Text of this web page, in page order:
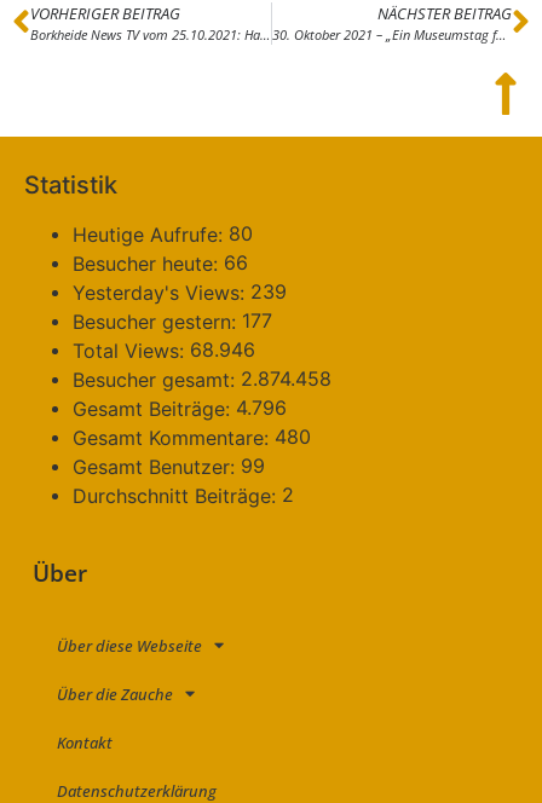
VORHERIGER BEITRAG
Borkheide News TV vom 25.10.2021: Hans Grade Wochenende
NÄCHSTER BEITRAG
30. Oktober 2021 – „Ein Museumstag für Alle“ im Havelland und Fläming
Statistik
Heutige Aufrufe: 80
Besucher heute: 66
Yesterday's Views: 239
Besucher gestern: 177
Total Views: 68.946
Besucher gesamt: 2.874.458
Gesamt Beiträge: 4.796
Gesamt Kommentare: 480
Gesamt Benutzer: 99
Durchschnitt Beiträge: 2
Über
Über diese Webseite
Über die Zauche
Kontakt
Datenschutzerklärung